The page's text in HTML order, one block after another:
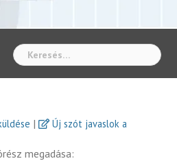
|
Új szót javaslok a
megadása: